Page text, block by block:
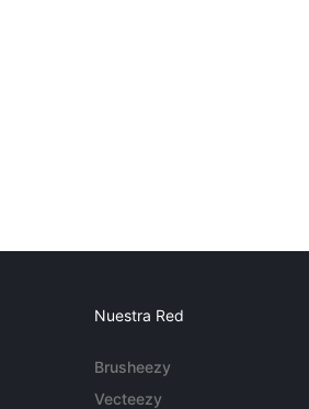
Nuestra Red
Brusheezy
Vecteezy